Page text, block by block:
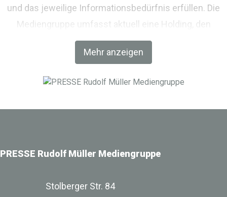
Mehr anzeigen
und das jeweilige Informationsbedürfnis erfüllen. Die
Mediengruppe umfasst aktuell eine Holding, den
Fachverlag RM Rudolf Müller Medien und mit der BIM
World MUNICH eine Netzwerkplattform für Akteure der
PRESSE Rudolf Müller Mediengruppe
Stolberger Str. 84